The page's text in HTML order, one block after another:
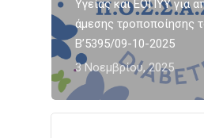
Υγείας και ΕΟΠΥΥ για
άμεσης τροποποίησης
Β’5395/09-10-2025
3 Νοεμβρίου, 2025